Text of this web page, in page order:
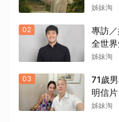
姊妹淘
02
專訪
全世
師：先
姊妹淘
03
71歲
明信
世重逢
姊妹淘